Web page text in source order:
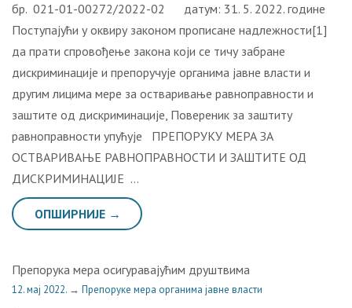
бр. 021-01-00272/2022-02 датум: 31. 5. 2022. године
Поступајући у оквиру законом прописане надлежности[1]
да прати спровођење закона који се тичу забране
дискриминације и препоручује органима јавне власти и
другим лицима мере за остваривање равноправности и
заштите од дискриминације, Повереник за заштиту
равноправности упућује ПРЕПОРУКУ МЕРА ЗА
ОСТВАРИВАЊЕ РАВНОПРАВНОСТИ И ЗАШТИТЕ ОД
ДИСКРИМИНАЦИЈЕ …
ОПШИРНИЈЕ →
Препорука мера осигуравајућим друштвима
12. мај 2022. → Препоруке мера органима јавне власти